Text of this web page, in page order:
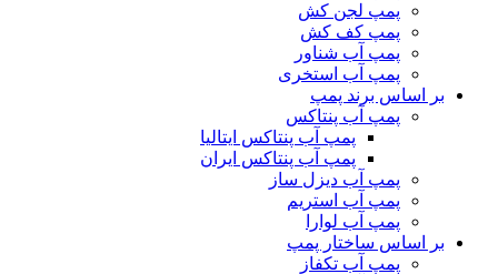
پمپ لجن کش
پمپ کف کش
پمپ آب شناور
پمپ آب استخری
بر اساس برند پمپ
پمپ آب پنتاکس
پمپ آب پنتاکس ایتالیا
پمپ آب پنتاکس ایران
پمپ آب دیزل ساز
پمپ آب استریم
پمپ آب لوارا
بر اساس ساختار پمپ
پمپ آب تکفاز